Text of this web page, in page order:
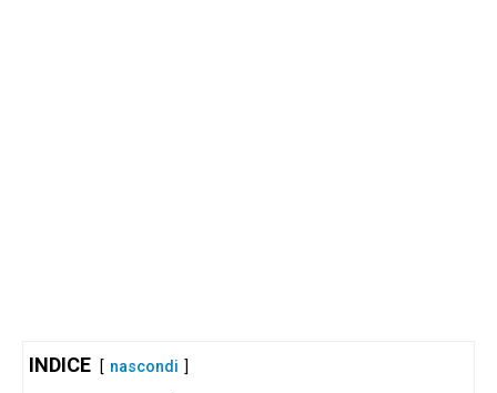
INDICE nascondi